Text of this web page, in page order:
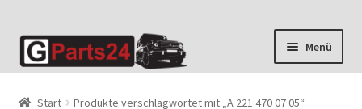
Zur
Navigation
Zum
Inhalt
Menü
Start Produkte verschlagwortet mit „A 221 470 07 05“